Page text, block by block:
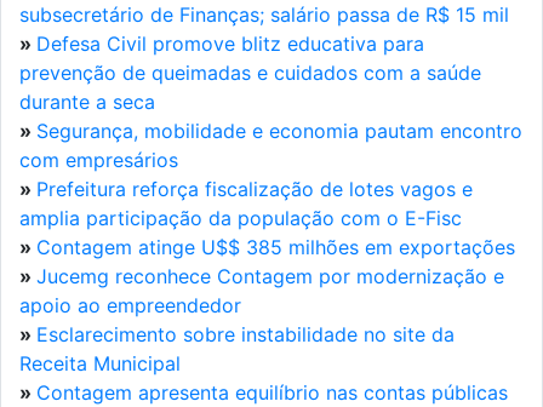
subsecretário de Finanças; salário passa de R$ 15 mil
» Defesa Civil promove blitz educativa para
prevenção de queimadas e cuidados com a saúde
durante a seca
» Segurança, mobilidade e economia pautam encontro
com empresários
» Prefeitura reforça fiscalização de lotes vagos e
amplia participação da população com o E-Fisc
» Contagem atinge U$$ 385 milhões em exportações
» Jucemg reconhece Contagem por modernização e
apoio ao empreendedor
» Esclarecimento sobre instabilidade no site da
Receita Municipal
» Contagem apresenta equilíbrio nas contas públicas